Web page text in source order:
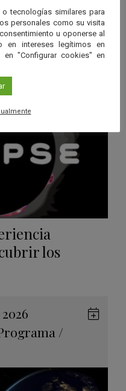
2028
Gérgal,Granada ,
en
los
/
tecnologías similares para
personales como su visita
u oponerse al
en intereses legítimos en
"Configurar cookies" en